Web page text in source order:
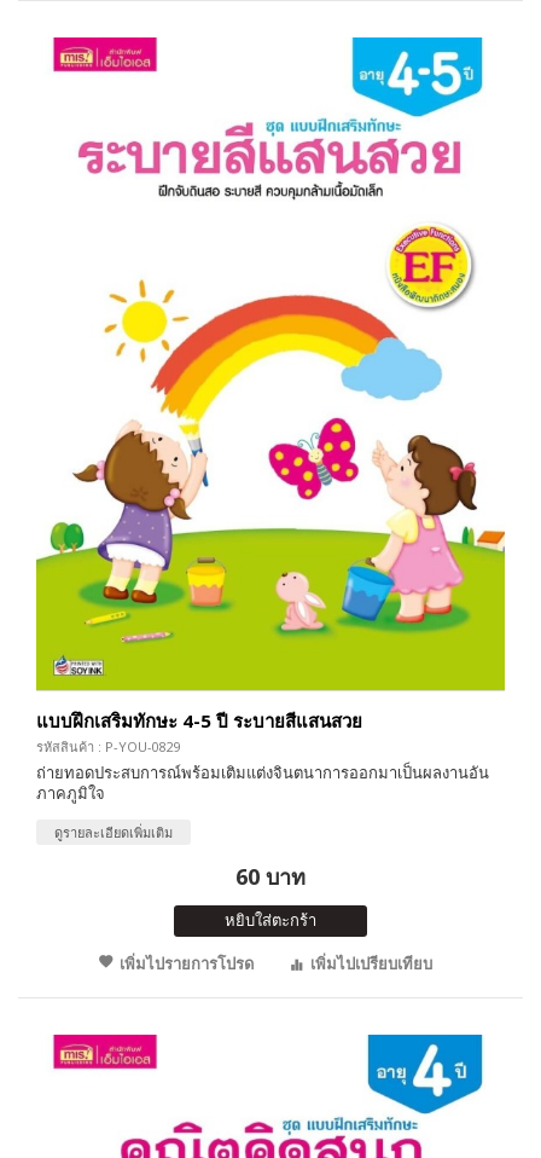
แบบฝึกเสริมทักษะ 4-5 ปี ระบายสีแสนสวย
รหัสสินค้า : P-YOU-0829
ถ่ายทอดประสบการณ์พร้อมเติมแต่งจินตนาการออกมาเป็นผลงานอัน
ภาคภูมิใจ
ดูรายละเอียดเพิ่มเติม
60 บาท
หยิบใส่ตะกร้า
เพิ่มไปรายการโปรด
เพิ่มไปเปรียบเทียบ